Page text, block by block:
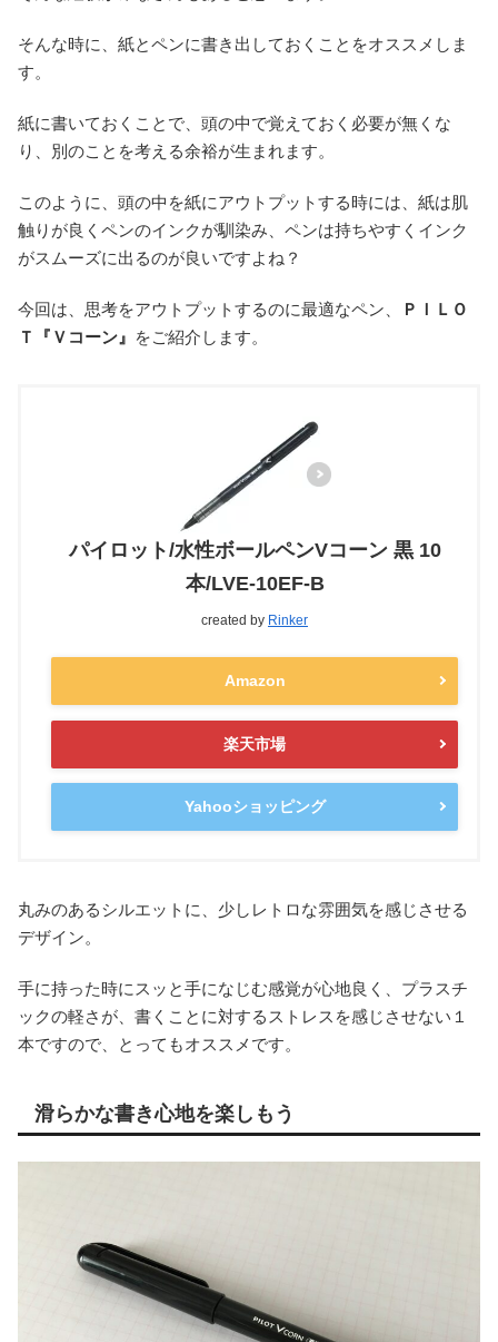
そんな時に、紙とペンに書き出しておくことをオススメしま
す。
紙に書いておくことで、頭の中で覚えておく必要が無くな
り、別のことを考える余裕が生まれます。
このように、頭の中を紙にアウトプットする時には、紙は肌
触りが良くペンのインクが馴染み、ペンは持ちやすくインク
がスムーズに出るのが良いですよね？
今回は、思考をアウトプットするのに最適なペン、
ＰＩＬＯ
Ｔ『Ｖコーン』 をご紹介します。
パイロット/水性ボールペンVコーン 黒 10
本/LVE-10EF-B
created by Rinker
Amazon
楽天市場
Yahooショッピング
丸みのあるシルエットに、少しレトロな雰囲気を感じさせる
デザイン。
手に持った時にスッと手になじむ感覚が心地良く、プラスチ
ックの軽さが、書くことに対するストレスを感じさせない１
本ですので、とってもオススメです。
滑らかな書き心地を楽しもう